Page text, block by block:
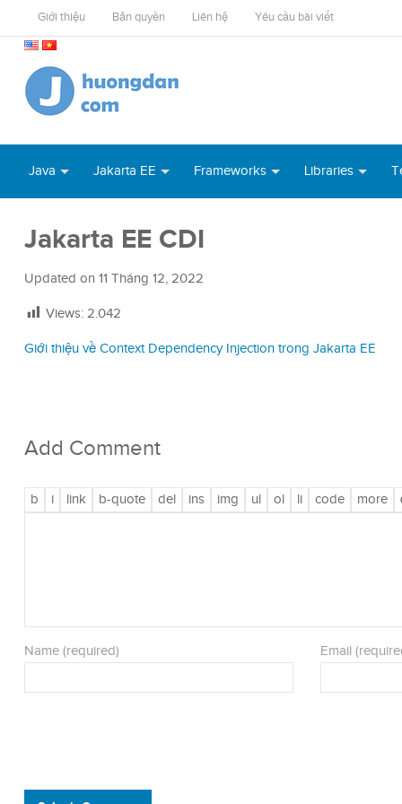
Giới thiệu Bản quyền Liên hệ Yêu cầu bài viết
Java Jakarta EE Frameworks Libraries
Jakarta EE CDI
Updated on 11 Tháng 12, 2022
Views: 2.042
Giới thiệu về Context Dependency Injection trong Jakarta EE
Add Comment
Name (required) Email